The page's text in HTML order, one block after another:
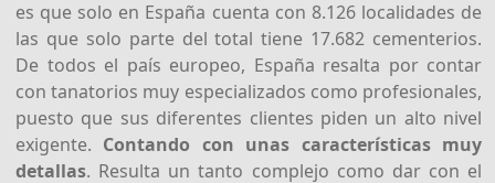
es que solo en España cuenta con 8.126 localidades de
las que solo parte del total tiene 17.682 cementerios.
De todos el país europeo, España resalta por contar
con tanatorios muy especializados como profesionales,
puesto que sus diferentes clientes piden un alto nivel
exigente. Contando con unas características muy
detallas. Resulta un tanto complejo como dar con el